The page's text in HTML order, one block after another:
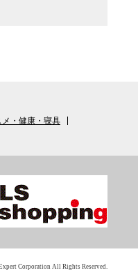
・健康・寝具
Corporation All Rights Reserved.